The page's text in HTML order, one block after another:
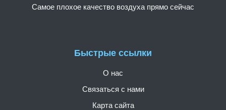
Быстрые ссылки
О нас
Связаться с нами
Карта сайта
Самое плохое качество воздуха прямо сейчас